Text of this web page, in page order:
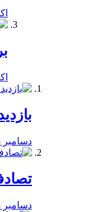
دسامبر 24, 2019
دسامبر 24, 2019